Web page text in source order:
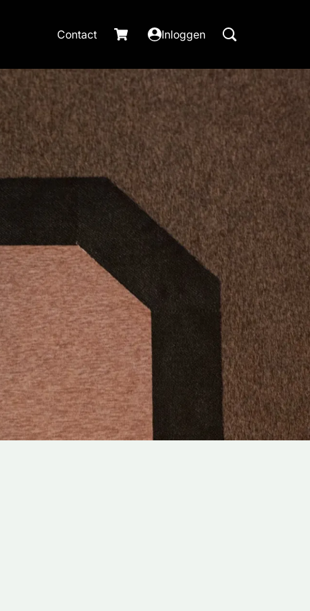
Contact Inloggen